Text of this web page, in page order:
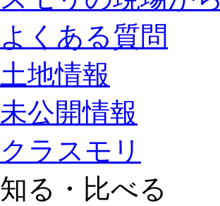
よくある質問
土地情報
未公開情報
クラスモリ
知る・比べる